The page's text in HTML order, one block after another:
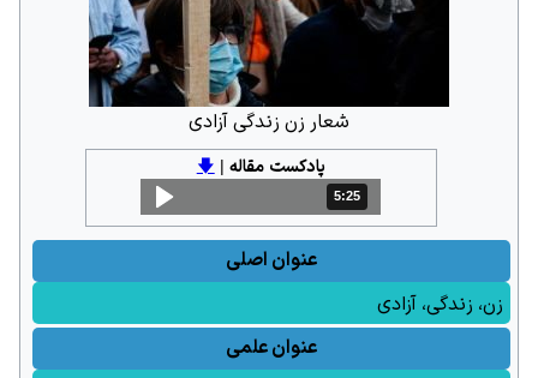
شعار زن زندگی آزادی
پادکست مقاله |
🡇
مدت: 5 دقیقه و 25 ثانیه
5:25
عنوان اصلی
زن، زندگی، آزادی
عنوان علمی